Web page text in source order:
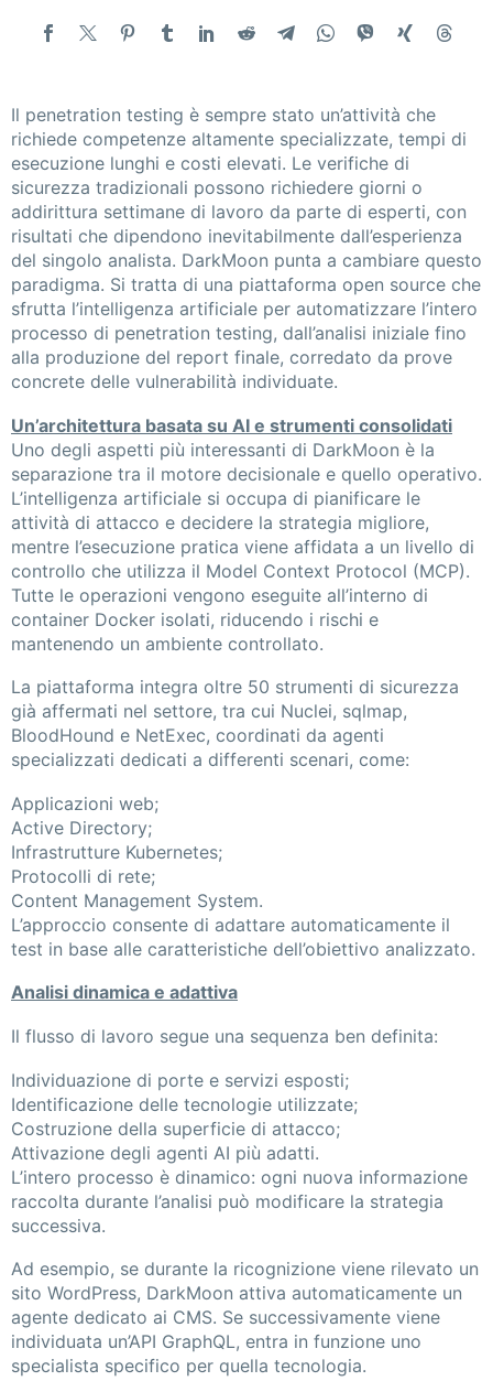
Il penetration testing è sempre stato un’attività che
richiede competenze altamente specializzate, tempi di
esecuzione lunghi e costi elevati. Le verifiche di
sicurezza tradizionali possono richiedere giorni o
addirittura settimane di lavoro da parte di esperti, con
risultati che dipendono inevitabilmente dall’esperienza
del singolo analista. DarkMoon punta a cambiare questo
paradigma. Si tratta di una piattaforma open source che
sfrutta l’intelligenza artificiale per automatizzare l’intero
processo di penetration testing, dall’analisi iniziale fino
alla produzione del report finale, corredato da prove
concrete delle vulnerabilità individuate.
Un’architettura basata su AI e strumenti consolidati
Uno degli aspetti più interessanti di DarkMoon è la
separazione tra il motore decisionale e quello operativo.
L’intelligenza artificiale si occupa di pianificare le
attività di attacco e decidere la strategia migliore,
mentre l’esecuzione pratica viene affidata a un livello di
controllo che utilizza il Model Context Protocol (MCP).
Tutte le operazioni vengono eseguite all’interno di
container Docker isolati, riducendo i rischi e
mantenendo un ambiente controllato.
La piattaforma integra oltre 50 strumenti di sicurezza
già affermati nel settore, tra cui Nuclei, sqlmap,
BloodHound e NetExec, coordinati da agenti
specializzati dedicati a differenti scenari, come:
Applicazioni web;
Active Directory;
Infrastrutture Kubernetes;
Protocolli di rete;
Content Management System.
L’approccio consente di adattare automaticamente il
test in base alle caratteristiche dell’obiettivo analizzato.
Analisi dinamica e adattiva
Il flusso di lavoro segue una sequenza ben definita:
Individuazione di porte e servizi esposti;
Identificazione delle tecnologie utilizzate;
Costruzione della superficie di attacco;
Attivazione degli agenti AI più adatti.
L’intero processo è dinamico: ogni nuova informazione
raccolta durante l’analisi può modificare la strategia
successiva.
Ad esempio, se durante la ricognizione viene rilevato un
sito WordPress, DarkMoon attiva automaticamente un
agente dedicato ai CMS. Se successivamente viene
individuata un’API GraphQL, entra in funzione uno
specialista specifico per quella tecnologia.